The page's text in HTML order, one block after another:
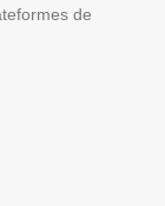
de